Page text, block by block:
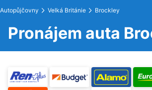
Autopůjčovny Velká Británie Brockley
Pronájem auta